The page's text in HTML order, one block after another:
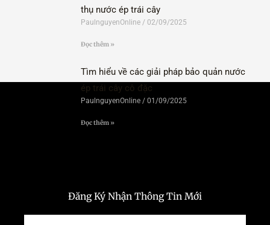
thụ nước ép trái cây
PaulnguyenOnline 02/09/2025
Đọc thêm »
Tìm hiểu về các giải pháp bảo quản nước
ép trái cây cô đặc
PaulnguyenOnline 01/09/2025
Đọc thêm »
Đăng Ký Nhận Thông Tin Mới